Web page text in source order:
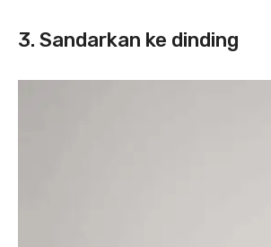
3. Sandarkan ke dinding